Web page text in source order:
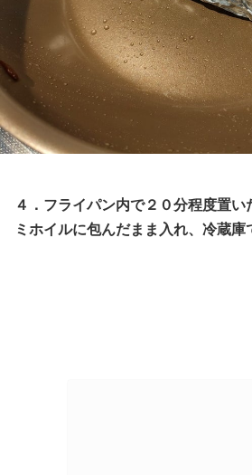
４．フライパン内で２０分程度置
ミホイルに包んだまま入れ、冷蔵庫